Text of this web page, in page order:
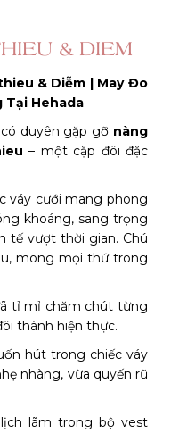
& DIEM
& Diễm | May Đo
Tại Hehada
duyên gặp gỡ nàng
– một cặp đôi đặc
váy cưới mang phong
khoáng, sang trọng
tế vượt thời gian. Chú
mong mọi thứ trong
tỉ mỉ chăm chút từng
thành hiện thực.
hút trong chiếc váy
nhàng, vừa quyến rũ
lãm trong bộ vest